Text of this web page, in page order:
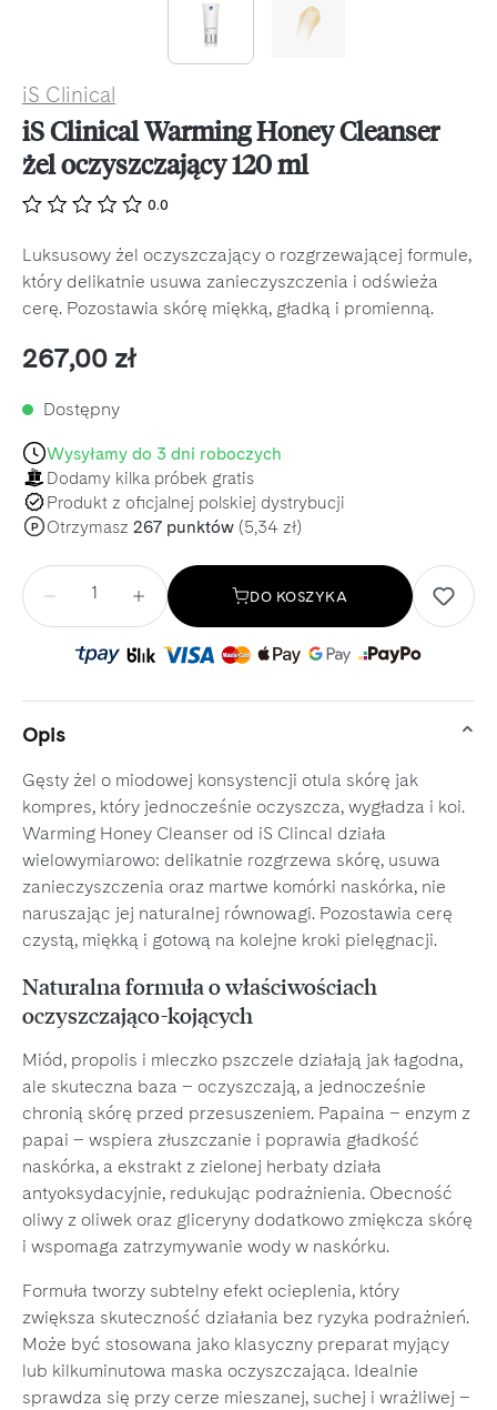
iS Clinical
iS Clinical Warming Honey Cleanser
żel oczyszczający 120 ml
0.0
Luksusowy żel oczyszczający o rozgrzewającej formule,
który delikatnie usuwa zanieczyszczenia i odświeża
cerę. Pozostawia skórę miękką, gładką i promienną.
Cena regularna:
267,00 zł
Dostępny
Wysyłamy do 3 dni roboczych
Dodamy kilka próbek gratis
Produkt z oficjalnej polskiej dystrybucji
P Otrzymasz 267 punktów (5,34 zł)
Ilość
DO KOSZYKA
Opis
Gęsty żel o miodowej konsystencji otula skórę jak
kompres, który jednocześnie oczyszcza, wygładza i koi.
Warming Honey Cleanser od iS Clincal działa
wielowymiarowo: delikatnie rozgrzewa skórę, usuwa
zanieczyszczenia oraz martwe komórki naskórka, nie
naruszając jej naturalnej równowagi. Pozostawia cerę
czystą, miękką i gotową na kolejne kroki pielęgnacji.
Naturalna formuła o właściwościach
oczyszczająco-kojących
Miód, propolis i mleczko pszczele działają jak łagodna,
ale skuteczna baza – oczyszczają, a jednocześnie
chronią skórę przed przesuszeniem. Papaina – enzym z
papai – wspiera złuszczanie i poprawia gładkość
naskórka, a ekstrakt z zielonej herbaty działa
antyoksydacyjnie, redukując podrażnienia. Obecność
oliwy z oliwek oraz gliceryny dodatkowo zmiękcza skórę
i wspomaga zatrzymywanie wody w naskórku.
Formuła tworzy subtelny efekt ocieplenia, który
zwiększa skuteczność działania bez ryzyka podrażnień.
Może być stosowana jako klasyczny preparat myjący
lub kilkuminutowa maska oczyszczająca. Idealnie
sprawdza się przy cerze mieszanej, suchej i wrażliwej –